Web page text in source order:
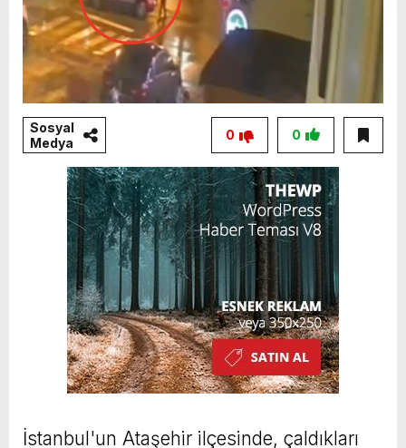
Sosyal
Medya
0
0
İstanbul'un Ataşehir ilçesinde, çaldıkları